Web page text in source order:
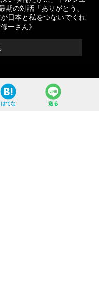
期の対話「ありがとう、
日本と私をつないでくれ
一さん》
はてな 送る